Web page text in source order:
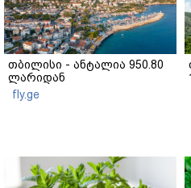
თბილისი - ანტალია 950.80
ლარიდან
fly.ge